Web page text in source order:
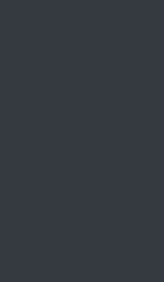
осмотра.
осмотра.